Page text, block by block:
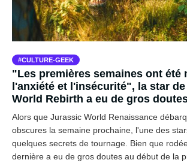
CULTURE-GEEK
"Les premières semaines ont été
l'anxiété et l'insécurité", la star
World Rebirth a eu de gros
tournage du film
Alors que Jurassic World Renaissance
obscures la semaine prochaine, l'une des
quelques secrets de tournage. Bien que
dernière a eu de gros doutes au début de la